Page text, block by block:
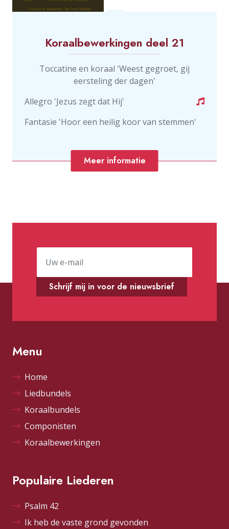
Koraalbewerkingen deel 21
Toccatine en koraal 'Weest gegroet, gij
eersteling der dagen'
Allegro 'Jezus zegt dat Hij'
Fantasie 'Hoor een heilig koor van stemmen'
Meer informatie
Schrijf mij in voor de nieuwsbrief
Menu
Home
Liedbundels
Koraalbundels
Componisten
Koraalbewerkingen
Populaire Liederen
Psalm 42
Ik heb de vaste grond gevonden